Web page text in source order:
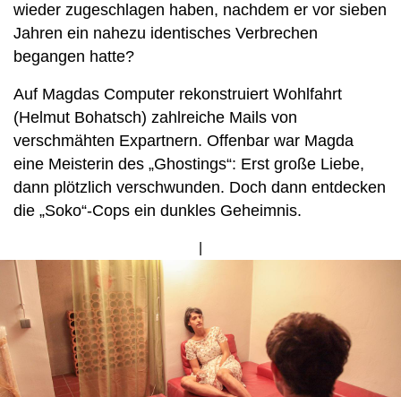
wieder zugeschlagen haben, nachdem er vor sieben
Jahren ein nahezu identisches Verbrechen
begangen hatte?
Auf Magdas Computer rekonstruiert Wohlfahrt
(Helmut Bohatsch) zahlreiche Mails von
verschmähten Expartnern. Offenbar war Magda
eine Meisterin des „Ghostings“: Erst große Liebe,
dann plötzlich verschwunden. Doch dann entdecken
die „Soko“-Cops ein dunkles Geheimnis.
Bild